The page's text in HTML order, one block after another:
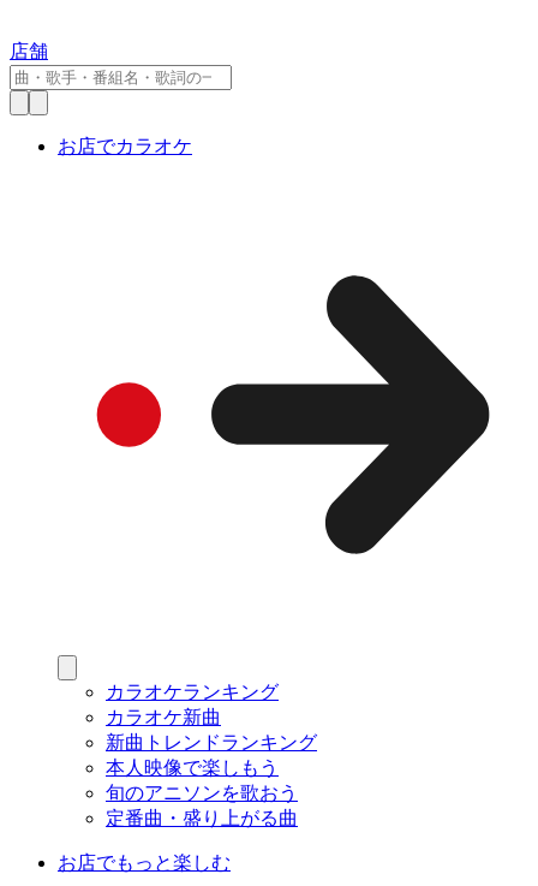
店舗
お店でカラオケ
カラオケランキング
カラオケ新曲
新曲トレンドランキング
本人映像で楽しもう
旬のアニソンを歌おう
定番曲・盛り上がる曲
お店でもっと楽しむ